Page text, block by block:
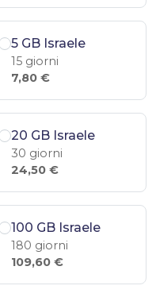
5 GB Israele
15 giorni
7,80 €
20 GB Israele
30 giorni
24,50 €
100 GB Israele
180 giorni
109,60 €